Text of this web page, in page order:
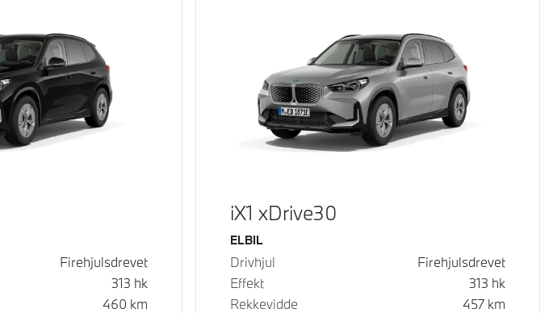
Firehjulsdrevet
313 hk
460 km
iX1 xDrive30
Drivstoff
ELBIL
Drivhjul
Firehjulsdrevet
Effekt
313 hk
Rekkevidde
457 km